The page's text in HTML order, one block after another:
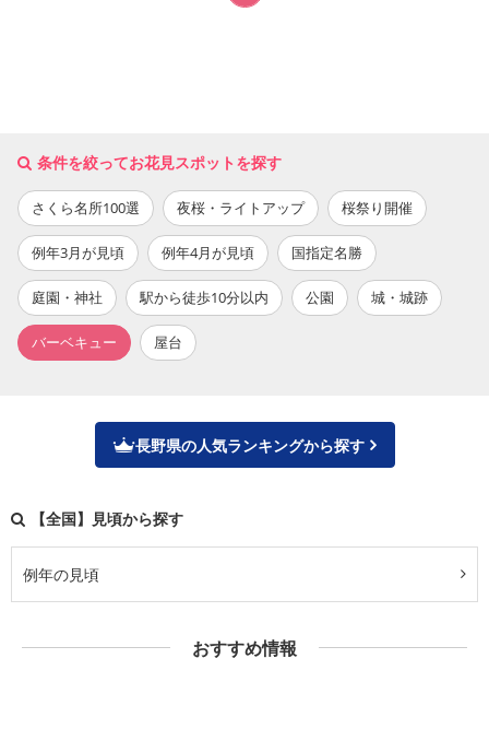
条件を絞ってお花見スポットを探す
さくら名所100選 夜桜・ライトアップ 桜祭り開催
例年3月が見頃 例年4月が見頃 国指定名勝
庭園・神社 駅から徒歩10分以内 公園 城・城跡
バーベキュー 屋台
長野県の人気ランキングから探す
【全国】見頃から探す
例年の見頃
おすすめ情報